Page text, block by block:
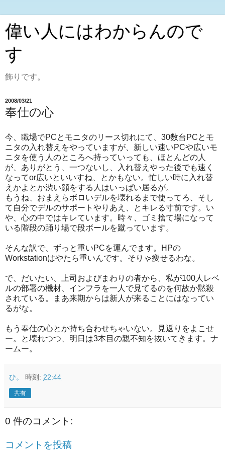
偉い人にはわからんので
す
飾りです。
2008/03/21
奉仕の心
今、職場でPCとモニタのリース切れにて、30数台PCとモ
ニタの入れ替えをやっていますが、新しい速いPCや広いモ
ニタを使う人のところへ持っていっても、ほとんどの人
が、ありがとう、一つないし、入れ替えやった後でも速く
なってor広いといいすね、とかもない。忙しい時に入れ替
えかよとか渋い顔をする人はいっぱい居るが。
もうね、おまえらボロいデルを壊れるまで使ってろ、そし
て自分でデルのサポートやりあえ、とキレる寸前です。い
や、心の中ではキレています。時々、ゴミ捨て場になって
いる階段の踊り場で段ボールを蹴っています。
そんな訳で、ずっと重いPCを運んでます。HPの
Workstationはやたら重いんです。そりゃ痩せるわな。
で、だいたい、上司およびまわりの者から、私が100人レベ
ルの部署の機材、インフラを一人で見てるのを何故か黙殺
されている。まあ来期からは新人が来ることにはなってい
るがな。
もう奉仕の心とか持ち合わせちゃいない。見返りをよこせ
ー。と壊れつつ、明日は3本目の親不知を抜いてきます。ナ
ームー。
ひ。 時刻: 22:44
共有
0 件のコメント:
コメントを投稿